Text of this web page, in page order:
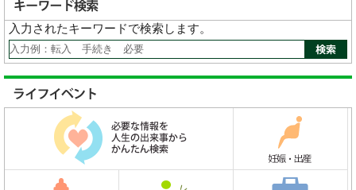
入力されたキーワードで検索します。